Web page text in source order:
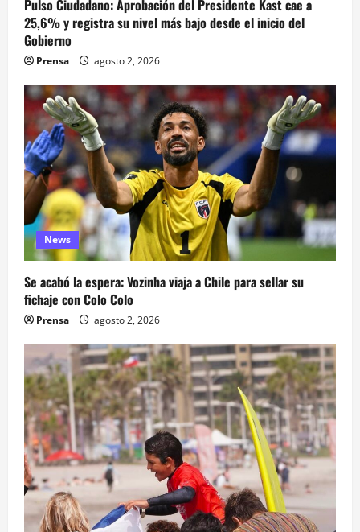
Pulso Ciudadano: Aprobación del Presidente Kast cae a
25,6% y registra su nivel más bajo desde el inicio del
Gobierno
Prensa agosto 2, 2026
News
Se acabó la espera: Vozinha viaja a Chile para sellar su
fichaje con Colo Colo
Prensa agosto 2, 2026